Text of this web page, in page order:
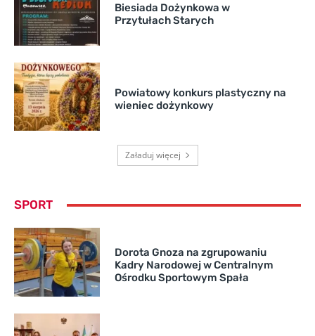
Biesiada Dożynkowa w
Przytułach Starych
Powiatowy konkurs plastyczny na
wieniec dożynkowy
Załaduj więcej
SPORT
Dorota Gnoza na zgrupowaniu
Kadry Narodowej w Centralnym
Ośrodku Sportowym Spała